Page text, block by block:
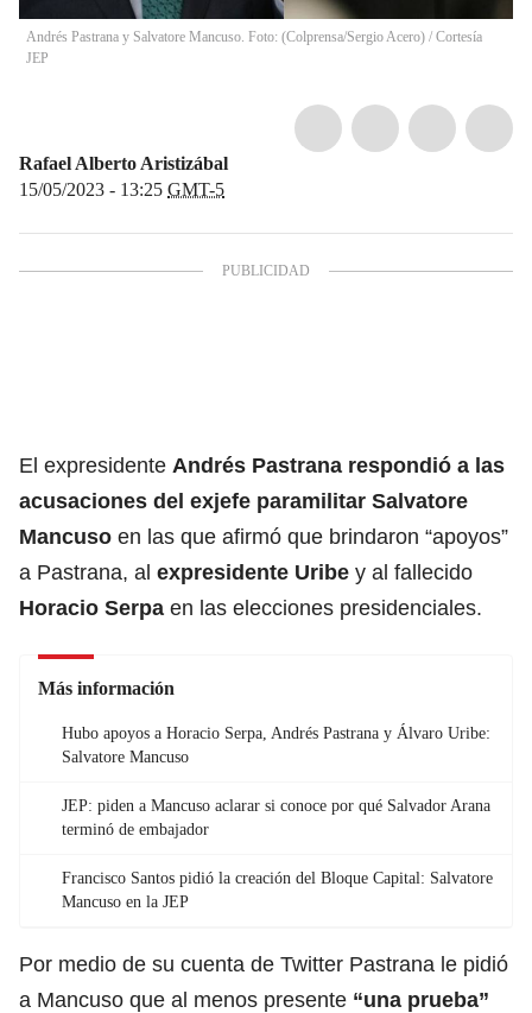
Andrés Pastrana y Salvatore Mancuso. Foto: (Colprensa/Sergio Acero) / Cortesía
JEP
Rafael Alberto Aristizábal
15/05/2023 - 13:25 GMT-5
El expresidente Andrés Pastrana respondió a las
acusaciones del exjefe paramilitar Salvatore
Mancuso en las que afirmó que brindaron “apoyos”
a Pastrana, al expresidente Uribe y al fallecido
Horacio Serpa en las elecciones presidenciales.
Más información
Hubo apoyos a Horacio Serpa, Andrés Pastrana y Álvaro Uribe:
Salvatore Mancuso
JEP: piden a Mancuso aclarar si conoce por qué Salvador Arana
terminó de embajador
Francisco Santos pidió la creación del Bloque Capital: Salvatore
Mancuso en la JEP
Por medio de su cuenta de Twitter Pastrana le pidió
a Mancuso que al menos presente “una prueba”